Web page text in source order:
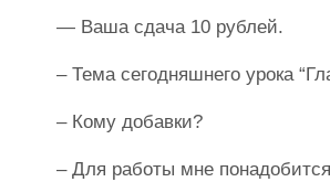
— Ваша сдача 10 рублей.
– Тема сегодняшнего урока
– Кому добавки?
– Для работы мне